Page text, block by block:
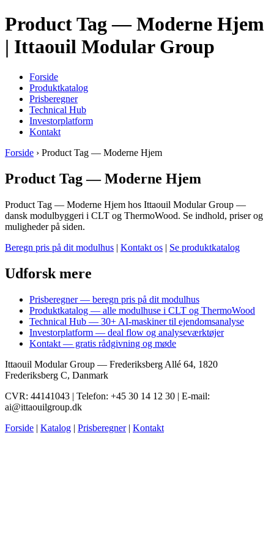
Product Tag — Moderne Hjem
| Ittaouil Modular Group
Forside
Produktkatalog
Prisberegner
Technical Hub
Investorplatform
Kontakt
Forside › Product Tag — Moderne Hjem
Product Tag — Moderne Hjem
Product Tag — Moderne Hjem hos Ittaouil Modular Group —
dansk modulbyggeri i CLT og ThermoWood. Se indhold, priser og
muligheder på siden.
Beregn pris på dit modulhus | Kontakt os | Se produktkatalog
Udforsk mere
Prisberegner — beregn pris på dit modulhus
Produktkatalog — alle modulhuse i CLT og ThermoWood
Technical Hub — 30+ AI-maskiner til ejendomsanalyse
Investorplatform — deal flow og analyseværktøjer
Kontakt — gratis rådgivning og møde
Ittaouil Modular Group — Frederiksberg Allé 64, 1820
Frederiksberg C, Danmark
CVR: 44141043 | Telefon: +45 30 14 12 30 | E-mail:
ai@ittaouilgroup.dk
Forside | Katalog | Prisberegner| Kontakt